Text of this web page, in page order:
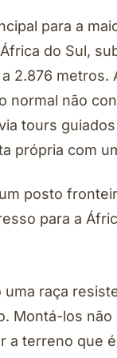
para a
do Sul,
2.876
normal não
tours
própria com
posto
para a
uma raça
Montá-los
a terreno que